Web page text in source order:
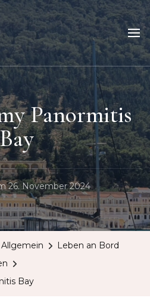
Panormitis
Bay
26. November 2024
Allgemein
Leben an Bord
Bay